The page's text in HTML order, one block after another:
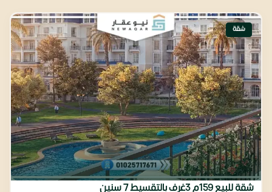
شقة
شقة للبيع 159م 3غرف بالتقسيط 7 سنين